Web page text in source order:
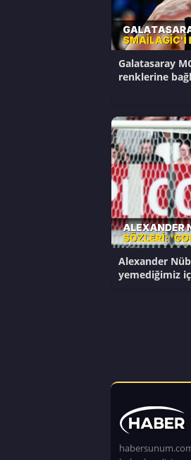
Galatasaray
renklerine
Alexander
yemediğimiz